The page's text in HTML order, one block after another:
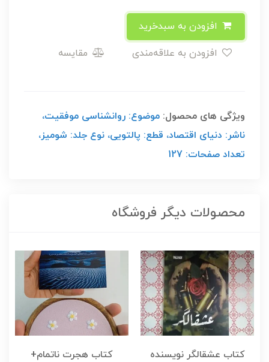
مقایسه
ویژگی های محصول: موضوع: روانشناسی موفقیت،
ناشر: دنیای اقتصاد، قطع: پالتویی، نوع جلد: شومیز،
تعداد صفحات: 127
محصولات دیگر فروشگاه
کتاب عشقالگر نویسنده
کتاب هجرت ناتمام+